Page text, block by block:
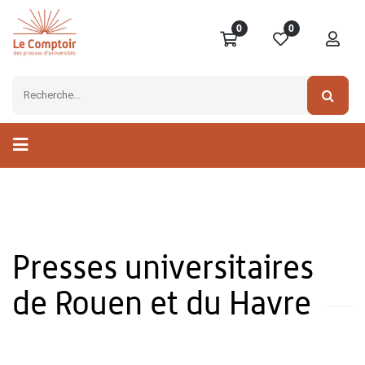
0 0
Presses universitaires
de Rouen et du Havre